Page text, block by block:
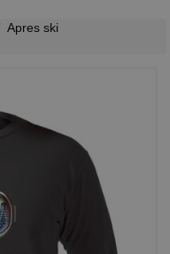
Apres ski